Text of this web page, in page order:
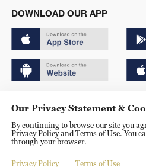
DOWNLOAD OUR APP
京ICP备20000184号
京公网安备 11010502050052号
Disinformation report hotline: 010-
Our Privacy Statement &
By continuing to browse our site you
Privacy Policy and Terms of Use. You
through your browser.
Privacy Policy Terms of Use